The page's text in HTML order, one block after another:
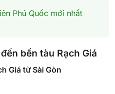
Phú Quốc mới nhất
bến tàu Rạch Giá
Giá từ Sài Gòn